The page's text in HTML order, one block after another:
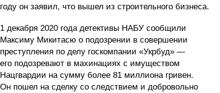
году он заявил, что вышел из строительного бизнеса.
1 декабря 2020 года детективы НАБУ сообщили
Максиму Микитасю о подозрении в совершении
преступления по делу госкомпании «Укрбуд» —
его подозревают в махинациях с имуществом
Нацгвардии на сумму более 81 миллиона гривен.
Он пошел на сделку со следствием и добровольно